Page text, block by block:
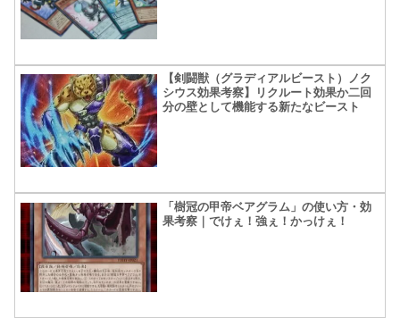
【剣闘獣（グラディアルビースト）ノク
シウス効果考察】リクルート効果か二回
分の壁として機能する新たなビースト
「樹冠の甲帝ベアグラム」の使い方・効
果考察｜でけぇ！強ぇ！かっけぇ！